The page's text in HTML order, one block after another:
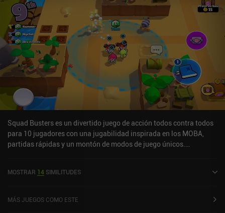
Squad Busters es un divertido juego de acción todos contra todos
para 10 jugadores con una jugabilidad inspirada en los MOBA,
partidas rápidas y un montón de modos de juego únicos.
sueltan oro. Nuestro escuadrón ataca automáticamente al
quietos. El oro se utiliza para abrir cofres que nos permiten
MOSTRAR 14 SIMILITUDES
MÁS JUEGOS COMO ESTE